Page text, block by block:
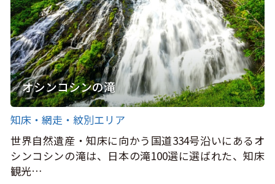
オシンコシンの滝
知床・網走・紋別エリア
世界自然遺産・知床に向かう国道334号沿いにあるオ
シンコシンの滝は、日本の滝100選に選ばれた、知床
観光…